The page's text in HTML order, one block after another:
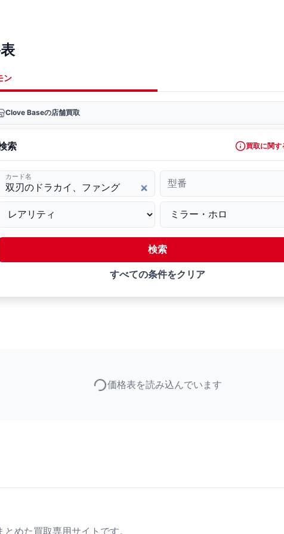
ン
Clove Baseの店舗買取
索 買取に関す
カード名
型番
検索
すべての条件をクリア
価格表を読み込んでいます
めた買取専用サイトです。